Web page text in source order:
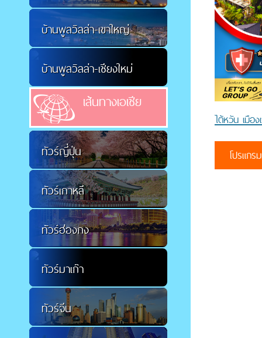
บ้านพูลวิลล่า-เขาใหญ่
บ้านพูลวิลล่า-เชียงใหม่
เส้นทางเอเชีย
ทัวร์ญี่ปุ่น
ทัวร์เกาหลี
ทัวร์ฮ่องกง
ทัวร์มาเก๊า
ทัวร์จีน
ไต้หวัน เมือ
โปรแกร